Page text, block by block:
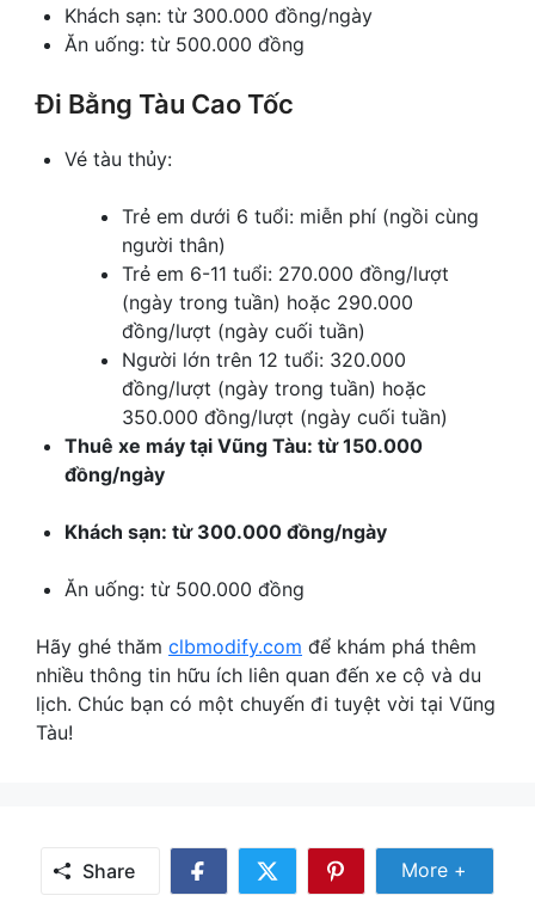
Khách sạn: từ 300.000 đồng/ngày
Ăn uống: từ 500.000 đồng
Đi Bằng Tàu Cao Tốc
Vé tàu thủy:
Trẻ em dưới 6 tuổi: miễn phí (ngồi cùng
người thân)
Trẻ em 6-11 tuổi: 270.000 đồng/lượt
(ngày trong tuần) hoặc 290.000
đồng/lượt (ngày cuối tuần)
Người lớn trên 12 tuổi: 320.000
đồng/lượt (ngày trong tuần) hoặc
350.000 đồng/lượt (ngày cuối tuần)
Thuê xe máy tại Vũng Tàu: từ 150.000
đồng/ngày
Khách sạn: từ 300.000 đồng/ngày
Ăn uống: từ 500.000 đồng
Hãy ghé thăm clbmodify.com để khám phá thêm
nhiều thông tin hữu ích liên quan đến xe cộ và du
lịch. Chúc bạn có một chuyến đi tuyệt vời tại Vũng
Tàu!
Share
Share
Share
Share
More +